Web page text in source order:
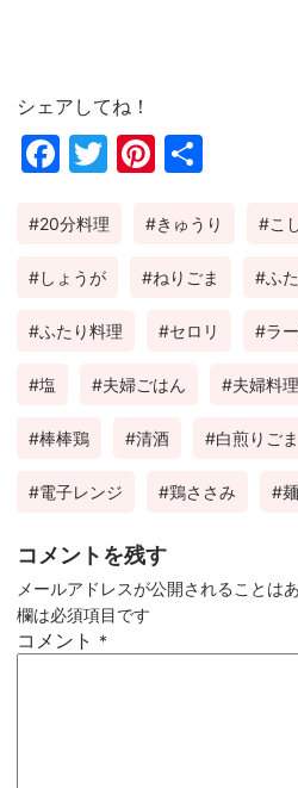
シェアしてね！
Fac
ok
Twi
Pin
est
20分料理 きゅうり こ
しょうが ねりごま ふ
ふたり料理 セロリ ラ
塩 夫婦ごはん 夫婦料理
棒棒鶏 清酒 白煎りごま
電子レンジ 鶏ささみ
コメントを残す
メールアドレスが公開されることは
欄は必須項目です
コメント *